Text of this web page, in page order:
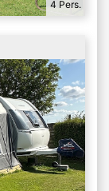
4 Pers.